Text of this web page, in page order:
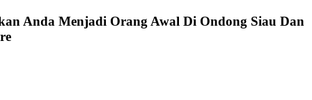
Anda Menjadi Orang Awal Di Ondong Siau Dan